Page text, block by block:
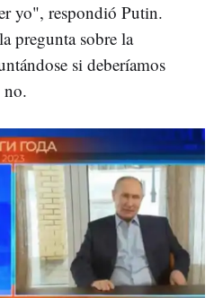
yo", respondió Putin.
pregunta sobre la
si deberíamos
no.